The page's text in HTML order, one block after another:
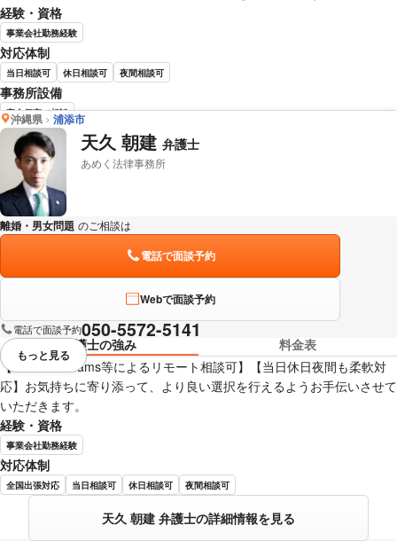
経験・資格
事業会社勤務経験
対応体制
当日相談可 休日相談可 夜間相談可
事務所設備
完全個室で相談
松山 清一郎 弁護士の詳細情報を見る
沖縄県 浦添市
天久 朝建 弁護士
あめく法律事務所
離婚・男女問題 のご相談は
電話で面談予約
Webで面談予約
電話で面談予約050-5572-5141
弁護士の強み
料金表
【ZOOM・Teams等によるリモート相談可】【当日休日夜間も柔軟対
応】お気持ちに寄り添って、より良い選択を行えるようお手伝いさせて
いただきます。
経験・資格
事業会社勤務経験
対応体制
全国出張対応 当日相談可 休日相談可 夜間相談可
天久 朝建 弁護士の詳細情報を見る
視覚的に省略されている要素を
もっと見る